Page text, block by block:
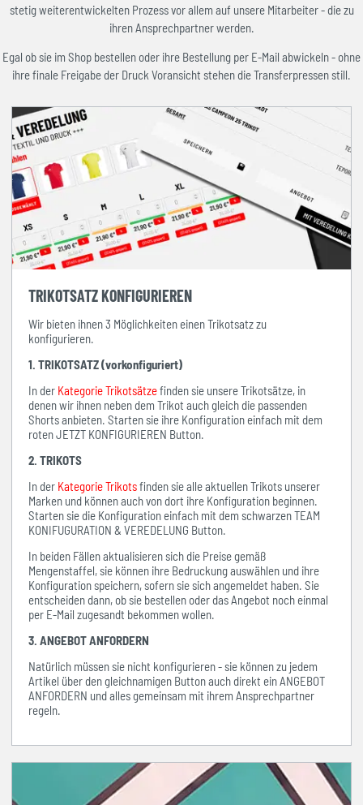
stetig weiterentwickelten Prozess vor allem auf unsere Mitarbeiter - die zu
ihren Ansprechpartner werden.
Egal ob sie im Shop bestellen oder ihre Bestellung per E-Mail abwickeln - ohne
ihre finale Freigabe der Druck Voransicht stehen die Transferpressen still.
TRIKOTSATZ KONFIGURIEREN
Wir bieten ihnen 3 Möglichkeiten einen Trikotsatz zu
konfigurieren.
1. TRIKOTSATZ (vorkonfiguriert)
In der Kategorie Trikotsätzefinden sie unsere Trikotsätze, in
denen wir ihnen neben dem Trikot auch gleich die passenden
Shorts anbieten. Starten sie ihre Konfiguration einfach mit dem
roten JETZT KONFIGURIEREN Button.
2. TRIKOTS
In der Kategorie Trikotsfinden sie alle aktuellen Trikots unserer
Marken und können auch von dort ihre Konfiguration beginnen.
Starten sie die Konfiguration einfach mit dem schwarzen TEAM
KONIFUGURATION & VEREDELUNG Button.
In beiden Fällen aktualisieren sich die Preise gemäß
Mengenstaffel, sie können ihre Bedruckung auswählen und ihre
Konfiguration speichern, sofern sie sich angemeldet haben. Sie
entscheiden dann, ob sie bestellen oder das Angebot noch einmal
per E-Mail zugesandt bekommen wollen.
3. ANGEBOT ANFORDERN
Natürlich müssen sie nicht konfigurieren - sie können zu jedem
Artikel über den gleichnamigen Button auch direkt ein ANGEBOT
ANFORDERN und alles gemeinsam mit ihrem Ansprechpartner
regeln.